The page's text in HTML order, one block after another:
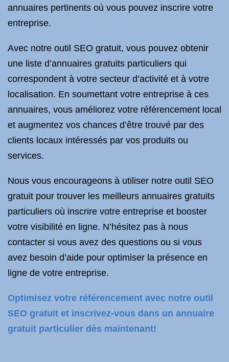
annuaires pertinents où vous pouvez inscrire votre
entreprise.
Avec notre outil SEO gratuit, vous pouvez obtenir
une liste d’annuaires gratuits particuliers qui
correspondent à votre secteur d’activité et à votre
localisation. En soumettant votre entreprise à ces
annuaires, vous améliorez votre référencement local
et augmentez vos chances d’être trouvé par des
clients locaux intéressés par vos produits ou
services.
Nous vous encourageons à utiliser notre outil SEO
gratuit pour trouver les meilleurs annuaires gratuits
particuliers où inscrire votre entreprise et booster
votre visibilité en ligne. N’hésitez pas à nous
contacter si vous avez des questions ou si vous
avez besoin d’aide pour optimiser la présence en
ligne de votre entreprise.
Optimisez votre référencement avec notre outil
SEO gratuit et inscrivez-vous dans un annuaire
gratuit particulier dès maintenant!